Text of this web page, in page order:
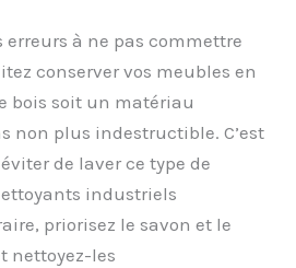
erreurs à ne pas commettre
conserver vos meubles en
bois soit un matériau
non plus indestructible. C’est
de laver ce type de
industriels
priorisez le savon et le
nettoyez-les